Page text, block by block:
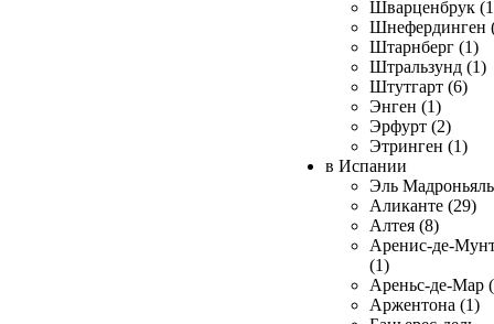
Шварценбрук
Шнефердинген
Штарнберг (1)
Штральзунд (1)
Штутгарт (6)
Энген (1)
Эрфурт (2)
Этринген (1)
в Испании
Эль
Аликанте (29)
Алтея (8)
Аренис-де-
(1)
Ареньс-де-Мар
Аржентона (1)